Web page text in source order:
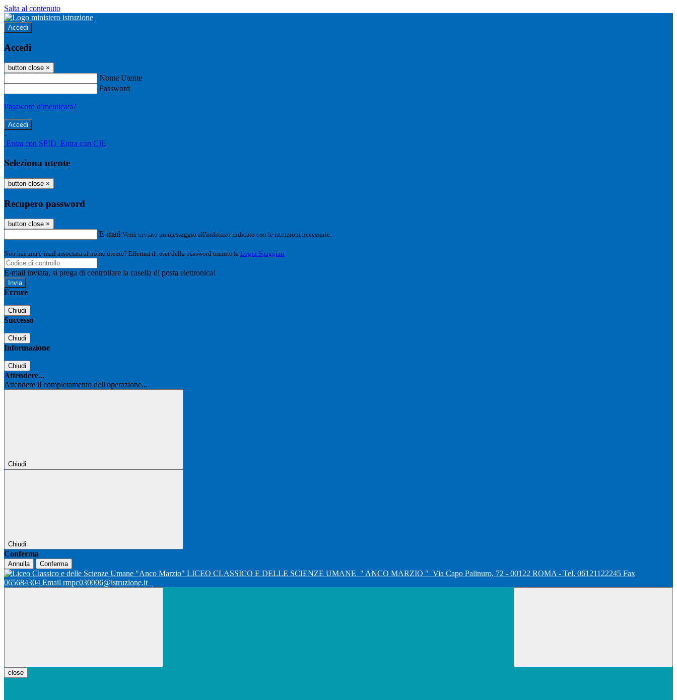
Salta al contenuto
Accedi
Accedi
button close ×
Nome Utente
Password
Password dimenticata?
-
Entra con SPID Entra con CIE
Seleziona utente
button close ×
Recupero password
button close ×
E-mail Verrà inviato un messaggio all'indirizzo indicato con le istruzioni necessarie.
Non hai una e-mail associata al nome utente? Effettua il reset della password tramite la Login Spaggiari
E-mail inviata, si prega di controllare la casella di posta elettronica!
Errore
Chiudi
Successo
Chiudi
Informazione
Chiudi
Attendere...
Attendere il completamento dell'operazione...
Chiudi
Chiudi
Conferma
Annulla Conferma
LICEO CLASSICO E DELLE SCIENZE UMANE " ANCO MARZIO " Via Capo Palinuro, 72 - 00122 ROMA - Tel. 06121122245 Fax
065684304 Email rmpc030006@istruzione.it
close